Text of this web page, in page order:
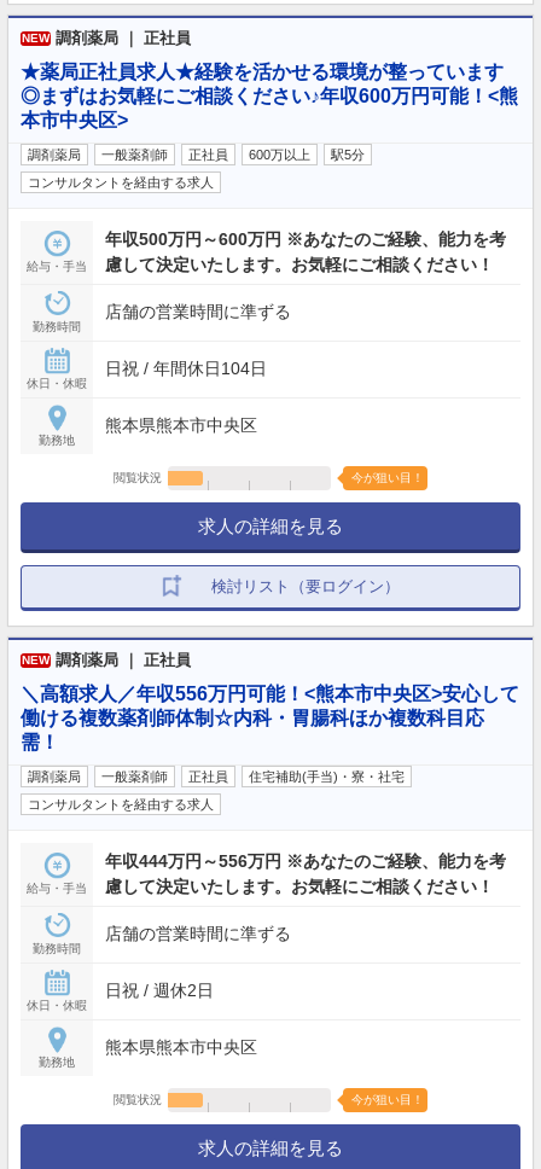
NEW 調剤薬局 ｜ 正社員
★薬局正社員求人★経験を活かせる環境が整っています
◎まずはお気軽にご相談ください♪年収600万円可能！<熊
本市中央区>
調剤薬局 一般薬剤師 正社員 600万以上
駅5分
コンサルタントを経由する求人
給与・手当
年収500万円～600万円 ※あなたのご経験、能力を考
慮して決定いたします。お気軽にご相談ください！
勤務時間
店舗の営業時間に準ずる
休日・休暇
日祝 / 年間休日104日
勤務地
熊本県熊本市中央区
閲覧状況 今が狙い目！
求人の詳細を見る
検討リスト（要ログイン）
NEW 調剤薬局 ｜ 正社員
＼高額求人／年収556万円可能！<熊本市中央区>安心して
働ける複数薬剤師体制☆内科・胃腸科ほか複数科目応
需！
調剤薬局 一般薬剤師 正社員
住宅補助(手当)・寮・社宅
コンサルタントを経由する求人
給与・手当
年収444万円～556万円 ※あなたのご経験、能力を考
慮して決定いたします。お気軽にご相談ください！
勤務時間
店舗の営業時間に準ずる
休日・休暇
日祝 / 週休2日
勤務地
熊本県熊本市中央区
閲覧状況 今が狙い目！
求人の詳細を見る